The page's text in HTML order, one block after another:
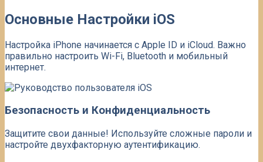
Основные Настройки iOS
Настройка iPhone начинается с Apple ID и iCloud. Важно
правильно настроить Wi-Fi, Bluetooth и мобильный
интернет.
Безопасность и Конфиденциальность
Защитите свои данные! Используйте сложные пароли и
настройте двухфакторную аутентификацию.